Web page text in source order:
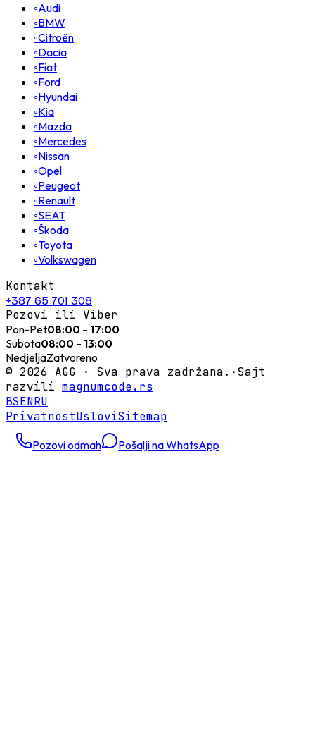
◦Audi
◦BMW
◦Citroën
◦Dacia
◦Fiat
◦Ford
◦Hyundai
◦Kia
◦Mazda
◦Mercedes
◦Nissan
◦Opel
◦Peugeot
◦Renault
◦SEAT
◦Škoda
◦Toyota
◦Volkswagen
Kontakt
+387 65 701 308
Pozovi ili Viber
Pon-Pet08:00 - 17:00
Subota08:00 - 13:00
NedjeljaZatvoreno
© 2026 AGG · Sva prava zadržana. ·Sajt
razvili magnumcode.rs
BSENRU
PrivatnostUsloviSitemap
Pozovi odmah Pošalji na WhatsApp